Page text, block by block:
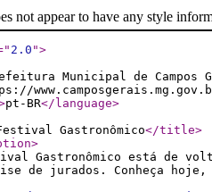
not appear to have any style
2.0 ">
Municipal de Campos
pt-BR</language>
Gastronômico</title>
>
Gastronômico está de
de jurados. Conheça